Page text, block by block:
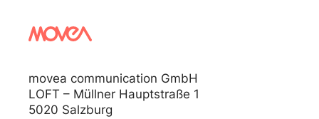
movea communication GmbH
LOFT – Müllner Hauptstraße 1
5020 Salzburg